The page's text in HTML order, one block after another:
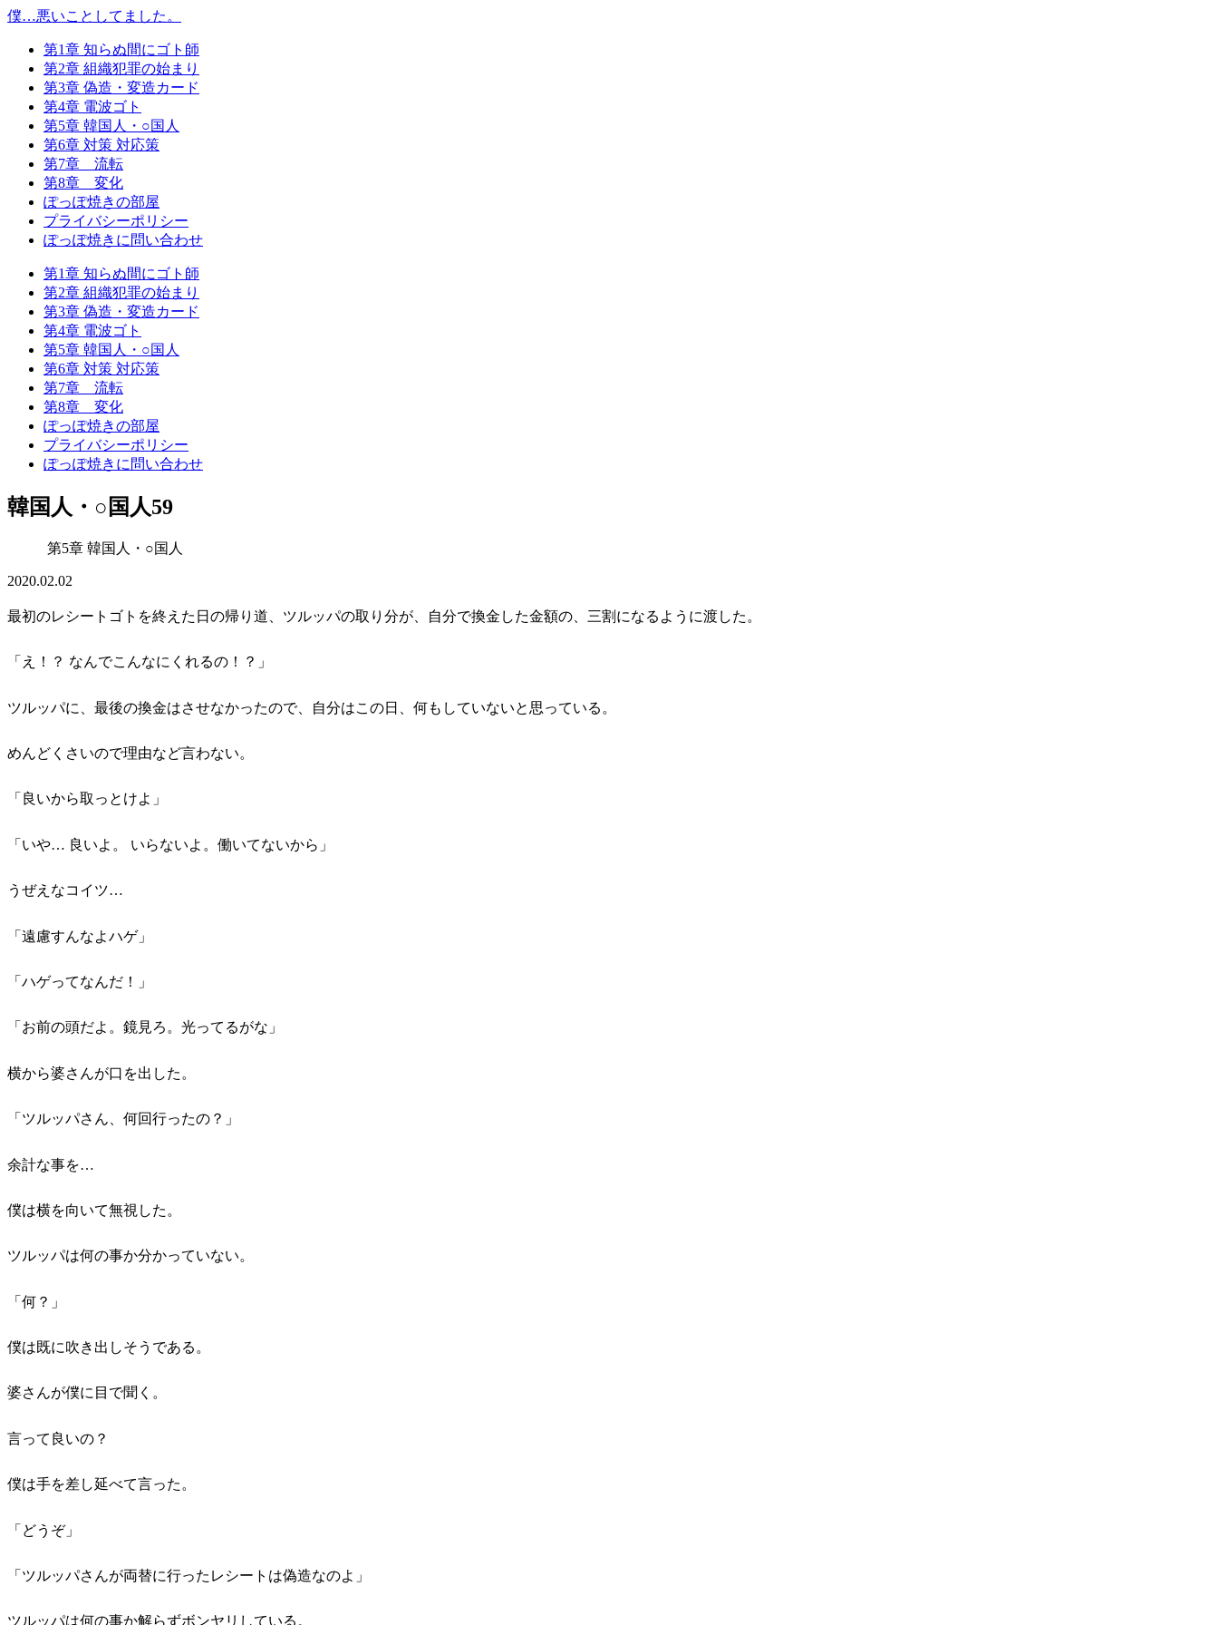
僕…悪いことしてました。
第1章 知らぬ間にゴト師
第2章 組織犯罪の始まり
第3章 偽造・変造カード
第4章 電波ゴト
第5章 韓国人・○国人
第6章 対策 対応策
第7章 流転
第8章 変化
ぽっぽ焼きの部屋
プライバシーポリシー
ぽっぽ焼きに問い合わせ
第1章 知らぬ間にゴト師
第2章 組織犯罪の始まり
第3章 偽造・変造カード
第4章 電波ゴト
第5章 韓国人・○国人
第6章 対策 対応策
第7章 流転
第8章 変化
ぽっぽ焼きの部屋
プライバシーポリシー
ぽっぽ焼きに問い合わせ
韓国人・○国人59
第5章 韓国人・○国人
2020.02.02
最初のレシートゴトを終えた日の帰り道、ツルッパの取り分が、自分で換金した金額の、三割になるように渡した。
「え！？ なんでこんなにくれるの！？」
ツルッパに、最後の換金はさせなかったので、自分はこの日、何もしていないと思っている。
めんどくさいので理由など言わない。
「良いから取っとけよ」
「いや… 良いよ。 いらないよ。働いてないから」
うぜえなコイツ…
「遠慮すんなよハゲ」
「ハゲってなんだ！」
「お前の頭だよ。鏡見ろ。光ってるがな」
横から婆さんが口を出した。
「ツルッパさん、何回行ったの？」
余計な事を…
僕は横を向いて無視した。
ツルッパは何の事か分かっていない。
「何？」
僕は既に吹き出しそうである。
婆さんが僕に目で聞く。
言って良いの？
僕は手を差し延べて言った。
「どうぞ」
「ツルッパさんが両替に行ったレシートは偽造なのよ」
ツルッパは何の事か解らずボンヤリしている。